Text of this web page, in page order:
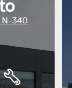
N-340